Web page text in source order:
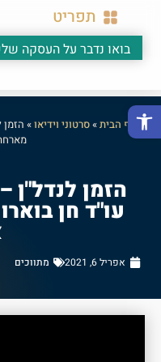
פתח סרגל נגישות
תפריט
בואו נדבר על העסקה
דף הבית»סרטוני וידיאו» הזמן
הזמן לנדל"ן
עו"ד חן
אפריל 6, 2021 מתווכים